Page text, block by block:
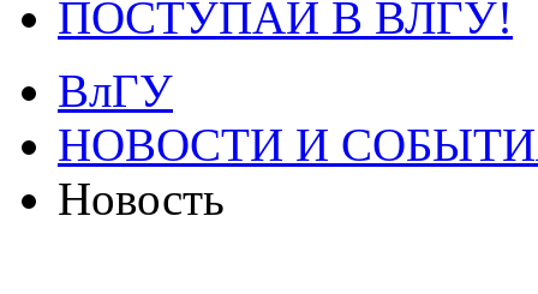
ПОСТУПАЙ В ВЛГУ!
ВлГУ
НОВОСТИ И
Новость